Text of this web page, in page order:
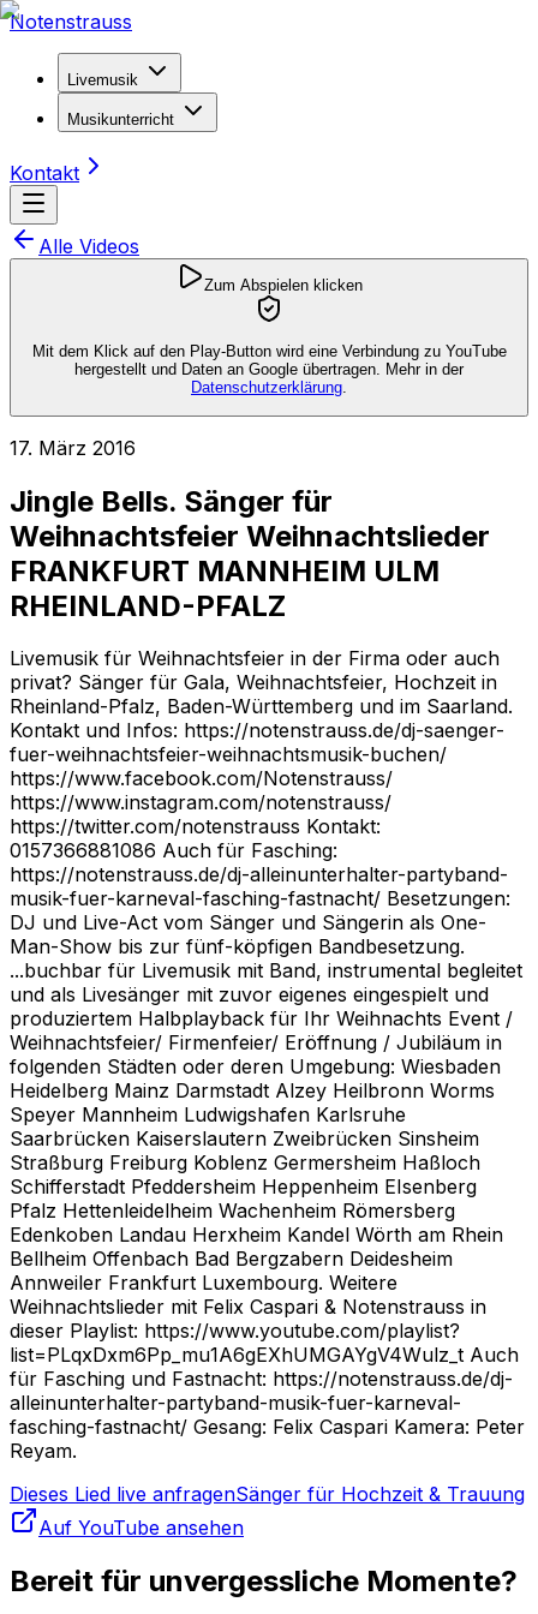
Notenstrauss
Livemusik
Musikunterricht
Kontakt
Alle Videos
Zum Abspielen klicken
Mit dem Klick auf den Play-Button wird eine Verbindung zu YouTube
hergestellt und Daten an Google übertragen. Mehr in der
Datenschutzerklärung.
17. März 2016
Jingle Bells. Sänger für
Weihnachtsfeier Weihnachtslieder
FRANKFURT MANNHEIM ULM
RHEINLAND-PFALZ
Livemusik für Weihnachtsfeier in der Firma oder auch
privat? Sänger für Gala, Weihnachtsfeier, Hochzeit in
Rheinland-Pfalz, Baden-Württemberg und im Saarland.
Kontakt und Infos: https://notenstrauss.de/dj-saenger-
fuer-weihnachtsfeier-weihnachtsmusik-buchen/
https://www.facebook.com/Notenstrauss/
https://www.instagram.com/notenstrauss/
https://twitter.com/notenstrauss Kontakt:
0157366881086 Auch für Fasching:
https://notenstrauss.de/dj-alleinunterhalter-partyband-
musik-fuer-karneval-fasching-fastnacht/ Besetzungen:
DJ und Live-Act vom Sänger und Sängerin als One-
Man-Show bis zur fünf-köpfigen Bandbesetzung.
...buchbar für Livemusik mit Band, instrumental begleitet
und als Livesänger mit zuvor eigenes eingespielt und
produziertem Halbplayback für Ihr Weihnachts Event /
Weihnachtsfeier/ Firmenfeier/ Eröffnung / Jubiläum in
folgenden Städten oder deren Umgebung: Wiesbaden
Heidelberg Mainz Darmstadt Alzey Heilbronn Worms
Speyer Mannheim Ludwigshafen Karlsruhe
Saarbrücken Kaiserslautern Zweibrücken Sinsheim
Straßburg Freiburg Koblenz Germersheim Haßloch
Schifferstadt Pfeddersheim Heppenheim EIsenberg
Pfalz Hettenleidelheim Wachenheim Römersberg
Edenkoben Landau Herxheim Kandel Wörth am Rhein
Bellheim Offenbach Bad Bergzabern Deidesheim
Annweiler Frankfurt Luxembourg. Weitere
Weihnachtslieder mit Felix Caspari & Notenstrauss in
dieser Playlist: https://www.youtube.com/playlist?
list=PLqxDxm6Pp_mu1A6gEXhUMGAYgV4Wulz_t Auch
für Fasching und Fastnacht: https://notenstrauss.de/dj-
alleinunterhalter-partyband-musik-fuer-karneval-
fasching-fastnacht/ Gesang: Felix Caspari Kamera: Peter
Reyam.
Dieses Lied live anfragenSänger für Hochzeit & Trauung
Auf YouTube ansehen
Bereit für unvergessliche Momente?